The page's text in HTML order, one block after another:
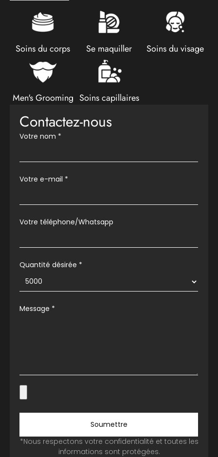
Soins du corps Se maquiller Soins du visage
Men's Grooming Soins capillaires
Contactez-nous
Votre nom *
Votre e-mail *
Votre téléphone/Whatsapp
Quantité désirée *
Message *
Soumettre
*Nous respectons votre confidentialité et toutes les
informations sont protégées.